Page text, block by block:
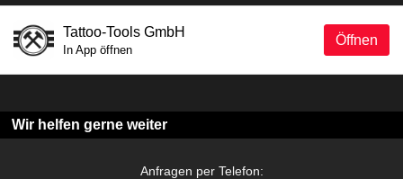
Öffnen
Tattoo-Tools GmbH
In App öffnen
Wir helfen gerne weiter
Anfragen per Telefon: